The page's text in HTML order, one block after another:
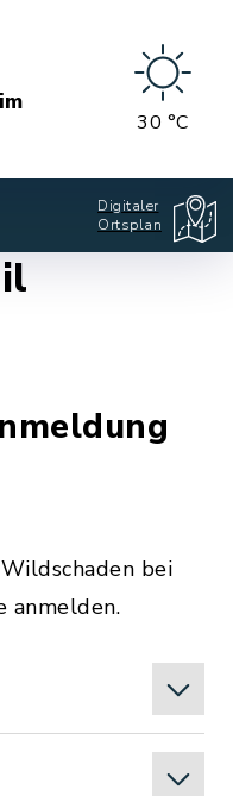
30 °C
Digitaler
Ortsplan
bei
anmelden.